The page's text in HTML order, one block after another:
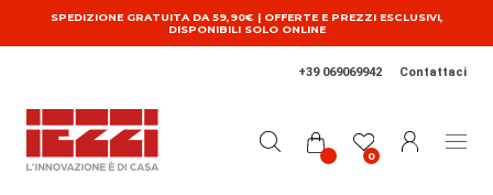
Salta al contenuto principale
SPEDIZIONE GRATUITA DA 59,90€ | OFFERTE E PREZZI ESCLUSIVI,
DISPONIBILI SOLO ONLINE
+39 069069942 Contattaci
0